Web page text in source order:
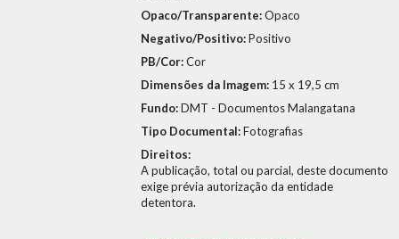
Opaco/Transparente:Opaco
Negativo/Positivo:Positivo
PB/Cor:Cor
Dimensões da Imagem: 15 x 19,5 cm
Fundo:DMT - Documentos Malangatana
Tipo Documental:Fotografias
Direitos:
A publicação, total ou parcial, deste documento
exige prévia autorização da entidade
detentora.